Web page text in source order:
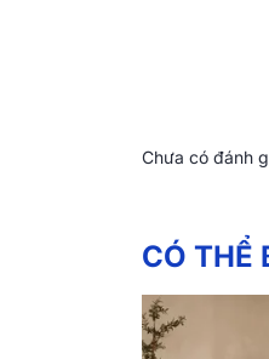
chất liệu,
trọng
Chưa có đánh
CÓ THỂ